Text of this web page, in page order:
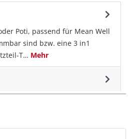
Poti, passend für Mean Well
sind bzw. eine 3 in1
T… Mehr